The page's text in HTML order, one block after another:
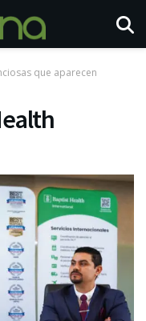
que aparecen